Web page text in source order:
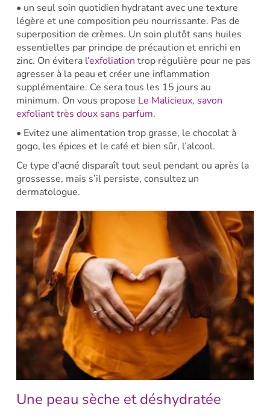
• un seul soin quotidien hydratant avec une texture
légère et une composition peu nourrissante. Pas de
superposition de crèmes. Un soin plutôt sans huiles
essentielles par principe de précaution et enrichi en
zinc. On évitera l’exfoliation trop régulière pour ne pas
agresser à la peau et créer une inflammation
supplémentaire. Ce sera tous les 15 jours au
minimum. On vous propose Le Malicieux, savon
exfoliant très doux sans parfum.
• Evitez une alimentation trop grasse, le chocolat à
gogo, les épices et le café et bien sûr, l’alcool.
Ce type d’acné disparaît tout seul pendant ou après la
grossesse, mais s’il persiste, consultez un
dermatologue.
Une peau sèche et déshydratée